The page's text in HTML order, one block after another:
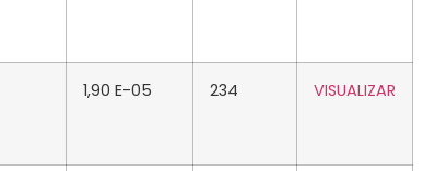
1,90 E-05 234 VISUALIZAR